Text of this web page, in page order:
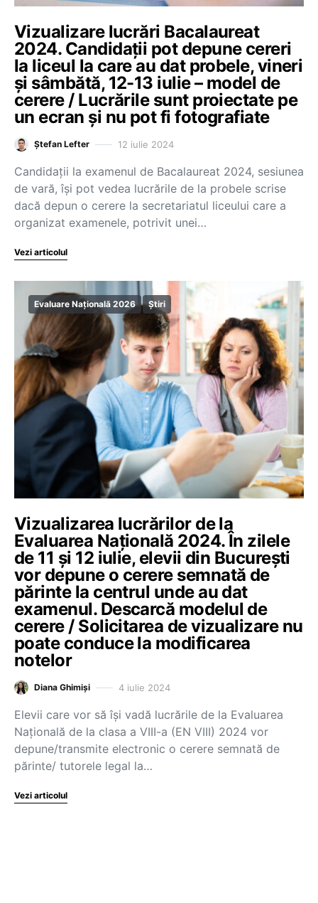
Vizualizare lucrări Bacalaureat
2024. Candidații pot depune cereri
la liceul la care au dat probele, vineri
și sâmbătă, 12-13 iulie – model de
cerere / Lucrările sunt proiectate pe
un ecran și nu pot fi fotografiate
Ștefan Lefter 12 iulie 2024
Candidații la examenul de Bacalaureat 2024, sesiunea
de vară, își pot vedea lucrările de la probele scrise
dacă depun o cerere la secretariatul liceului care a
organizat examenele, potrivit unei…
Vezi articolul
Evaluare Națională 2026 Știri
Vizualizarea lucrărilor de la
Evaluarea Națională 2024. În zilele
de 11 și 12 iulie, elevii din București
vor depune o cerere semnată de
părinte la centrul unde au dat
examenul. Descarcă modelul de
cerere / Solicitarea de vizualizare nu
poate conduce la modificarea
notelor
Diana Ghimiși 4 iulie 2024
Elevii care vor să își vadă lucrările de la Evaluarea
Națională de la clasa a VIII-a (EN VIII) 2024 vor
depune/transmite electronic o cerere semnată de
părinte/ tutorele legal la…
Vezi articolul